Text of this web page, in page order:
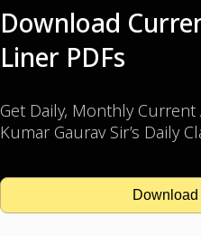
Download
Liner PDFs
Get Daily, Monthly
Kumar Gaurav Sir’s Daily